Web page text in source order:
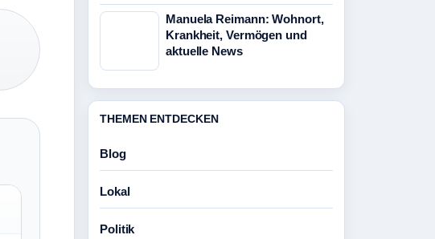
Manuela Reimann: Wohnort,
Krankheit, Vermögen und
aktuelle News
THEMEN ENTDECKEN
Blog
Lokal
Politik